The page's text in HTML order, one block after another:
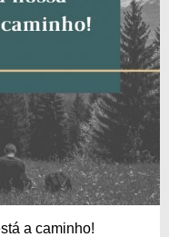
a caminho!